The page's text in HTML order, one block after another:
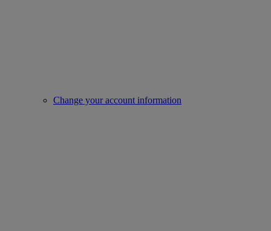
Change your account information